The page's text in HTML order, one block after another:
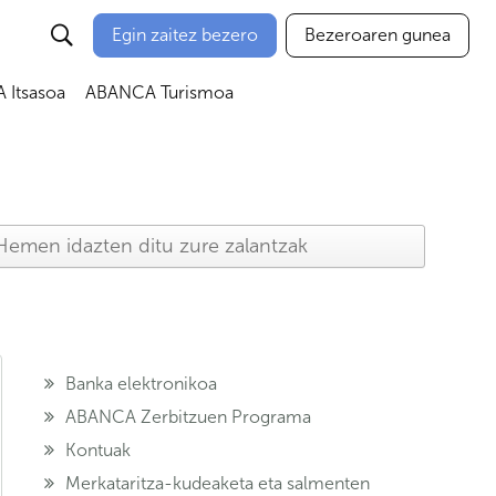
Egin zaitez bezero Bezeroaren gunea
Itsasoa ABANCA Turismoa
Banka elektronikoa
ABANCA Zerbitzuen Programa
Kontuak
Merkataritza-kudeaketa eta salmenten